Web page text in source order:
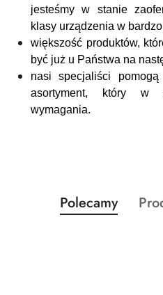
jesteśmy w stanie
klasy urządzenia w
większość produktów,
być już u Państwa na
nasi specjaliści
asortyment, który w
wymagania.
Pomiń karuzelę
Produkty
o
Polecamy